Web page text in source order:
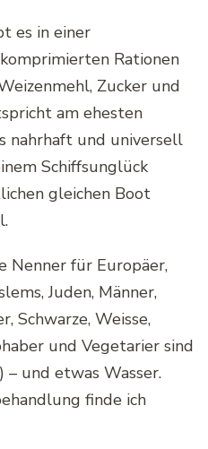
es in einer
Rationen
Zucker und
am ehesten
nahrhaft und universell
Schiffsunglück
gleichen Boot
Nenner für Europäer,
Juden, Männer,
Schwarze, Weisse,
und Vegetarier sind
– und etwas Wasser.
finde ich